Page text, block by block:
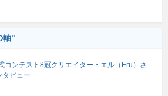
軸"
コンテスト8冠クリエイター・エル（Eru）さ
タビュー